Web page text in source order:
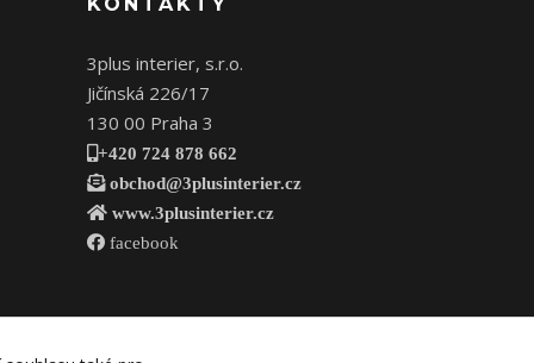
3plus interier, s.r.o.
Jičínská 226/17
130 00 Praha 3
+420 724 878 662
obchod@3plusinterier.cz
www.3plusinterier.cz
facebook